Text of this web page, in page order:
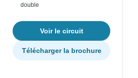
double
Voir le circuit
Télécharger la brochure